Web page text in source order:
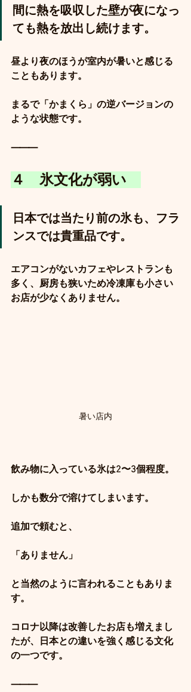
間に熱を吸収した壁が夜になっ
ても熱を放出し続けます。
昼より夜のほうが室内が暑いと感じる
こともあります。
まるで「かまくら」の逆バージョンの
ような状態です。
⸻
４　氷文化が弱い
日本では当たり前の氷も、フラ
ンスでは貴重品です。
エアコンがないカフェやレストランも
多く、厨房も狭いため冷凍庫も小さい
お店が少なくありません。
暑い店内
飲み物に入っている氷は2〜3個程度。
しかも数分で溶けてしまいます。
追加で頼むと、
「ありません」
と当然のように言われることもありま
す。
コロナ以降は改善したお店も増えまし
たが、日本との違いを強く感じる文化
の一つです。
⸻